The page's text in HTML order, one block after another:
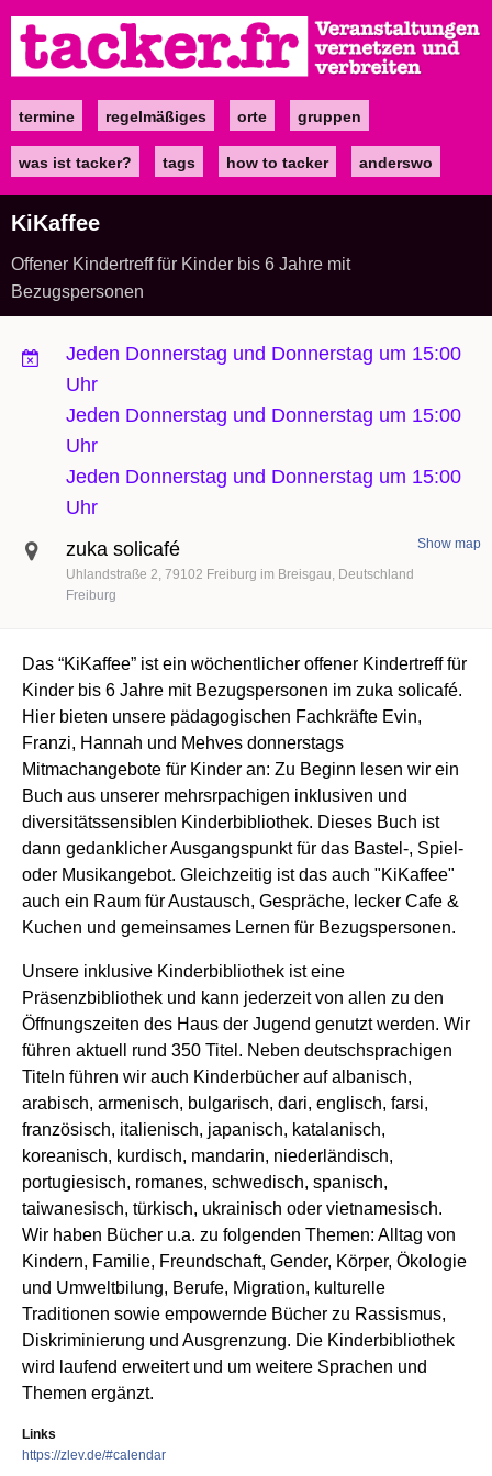
zum
Inhalt
Maintermine regelmäßiges orte gruppen
was ist tacker? tags how to tacker anderswo
KiKaffee
Offener Kindertreff für Kinder bis 6 Jahre mit
Bezugspersonen
Jeden Donnerstag und Donnerstag um 15:00
Uhr
Jeden Donnerstag und Donnerstag um 15:00
Uhr
Jeden Donnerstag und Donnerstag um 15:00
Uhr
zuka solicafé
Uhlandstraße 2 79102 Freiburg im Breisgau Deutschland
Show map
Freiburg
Das “KiKaffee” ist ein wöchentlicher offener Kindertreff für
Kinder bis 6 Jahre mit Bezugspersonen im zuka solicafé.
Hier bieten unsere pädagogischen Fachkräfte Evin,
Franzi, Hannah und Mehves donnerstags
Mitmachangebote für Kinder an: Zu Beginn lesen wir ein
Buch aus unserer mehrsrpachigen inklusiven und
diversitätssensiblen Kinderbibliothek. Dieses Buch ist
dann gedanklicher Ausgangspunkt für das Bastel-, Spiel-
oder Musikangebot. Gleichzeitig ist das auch "KiKaffee"
auch ein Raum für Austausch, Gespräche, lecker Cafe &
Kuchen und gemeinsames Lernen für Bezugspersonen.
Unsere inklusive Kinderbibliothek ist eine
Präsenzbibliothek und kann jederzeit von allen zu den
Öffnungszeiten des Haus der Jugend genutzt werden. Wir
führen aktuell rund 350 Titel. Neben deutschsprachigen
Titeln führen wir auch Kinderbücher auf albanisch,
arabisch, armenisch, bulgarisch, dari, englisch, farsi,
französisch, italienisch, japanisch, katalanisch,
koreanisch, kurdisch, mandarin, niederländisch,
portugiesisch, romanes, schwedisch, spanisch,
taiwanesisch, türkisch, ukrainisch oder vietnamesisch.
Wir haben Bücher u.a. zu folgenden Themen: Alltag von
Kindern, Familie, Freundschaft, Gender, Körper, Ökologie
und Umweltbilung, Berufe, Migration, kulturelle
Traditionen sowie empowernde Bücher zu Rassismus,
Diskriminierung und Ausgrenzung. Die Kinderbibliothek
wird laufend erweitert und um weitere Sprachen und
Themen ergänzt.
Links
https://zlev.de/#calendar